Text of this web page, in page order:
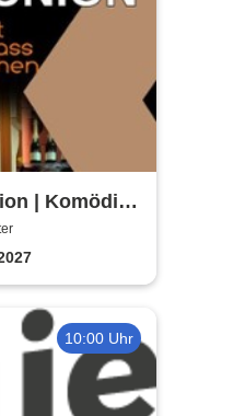
| Komödie
10:00 Uhr